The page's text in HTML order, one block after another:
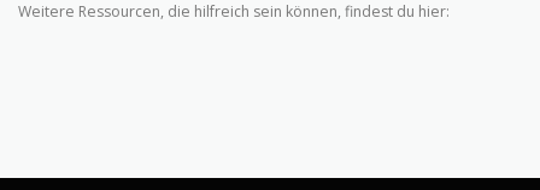
Weitere Ressourcen, die hilfreich sein können, findest du hier: